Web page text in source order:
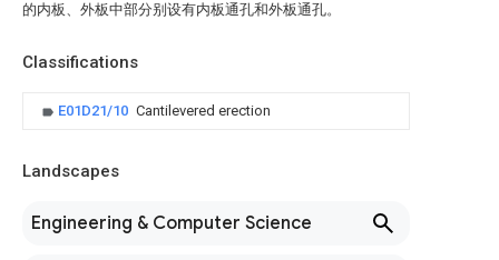
的内板、外板中部分别设有内板通孔和外板通孔。
Classifications
E01D21/10 Cantilevered erection
Landscapes
Engineering & Computer Science